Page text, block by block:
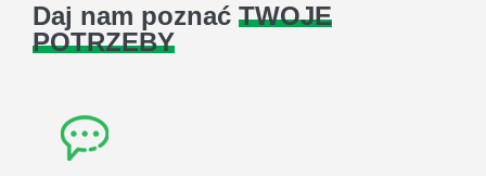
Daj nam poznać TWOJE
POTRZEBY